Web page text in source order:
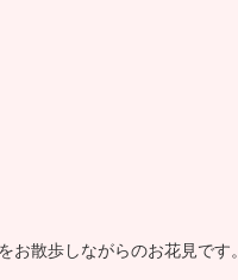
散歩しながらのお花見です。